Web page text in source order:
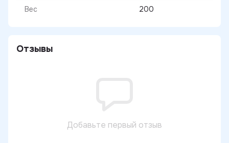
Вес 200
Отзывы
Добавьте первый отзыв